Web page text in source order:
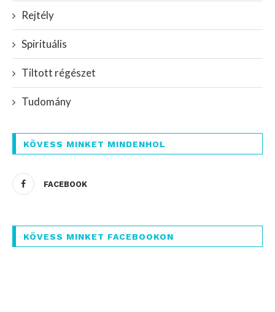
Rejtély
Spirituális
Tiltott régészet
Tudomány
KÖVESS MINKET MINDENHOL
FACEBOOK
KÖVESS MINKET FACEBOOKON